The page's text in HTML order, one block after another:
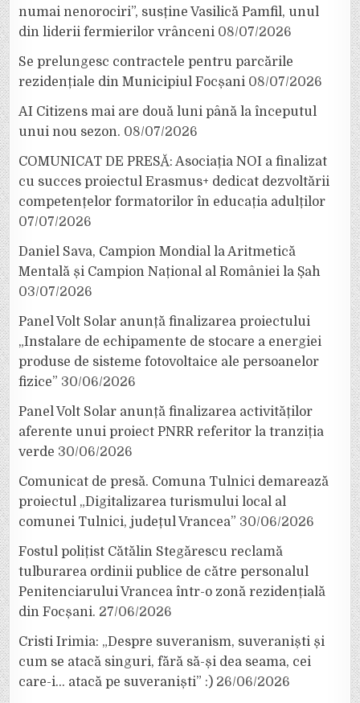
numai nenorociri”, susține Vasilică Pamfil, unul
din liderii fermierilor vrânceni 08/07/2026
Se prelungesc contractele pentru parcările
rezidențiale din Municipiul Focșani 08/07/2026
AI Citizens mai are două luni până la începutul
unui nou sezon. 08/07/2026
COMUNICAT DE PRESĂ: Asociația NOI a finalizat
cu succes proiectul Erasmus+ dedicat dezvoltării
competențelor formatorilor în educația adulților
07/07/2026
Daniel Sava, Campion Mondial la Aritmetică
Mentală și Campion Național al României la Șah
03/07/2026
Panel Volt Solar anunță finalizarea proiectului
„Instalare de echipamente de stocare a energiei
produse de sisteme fotovoltaice ale persoanelor
fizice” 30/06/2026
Panel Volt Solar anunță finalizarea activităților
aferente unui proiect PNRR referitor la tranziția
verde 30/06/2026
Comunicat de presă. Comuna Tulnici demarează
proiectul „Digitalizarea turismului local al
comunei Tulnici, județul Vrancea” 30/06/2026
Fostul polițist Cătălin Stegărescu reclamă
tulburarea ordinii publice de către personalul
Penitenciarului Vrancea într-o zonă rezidențială
din Focșani. 27/06/2026
Cristi Irimia: „Despre suveranism, suveraniști și
cum se atacă singuri, fără să-și dea seama, cei
care-i… atacă pe suveraniști” :) 26/06/2026